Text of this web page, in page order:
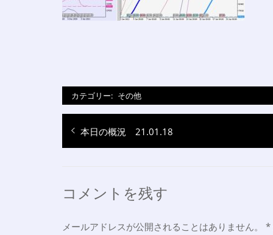
カテゴリー: その他
投
稿
ゲ
ー
過
去
稿:
本日の概況 21.01.18
コメントを残す
メールアドレスが公開されることはありません。 *